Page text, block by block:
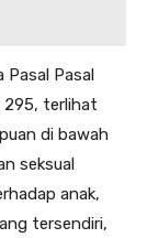
Pasal Pasal
295, terlihat
di bawah
seksual
anak,
tersendiri,